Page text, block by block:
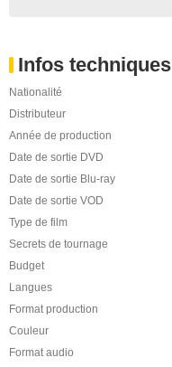
Infos techniques
Nationalité
Distributeur
Année de production
Date de sortie DVD
Date de sortie Blu-ray
Date de sortie VOD
Type de film
Secrets de tournage
Budget
Langues
Format production
Couleur
Format audio